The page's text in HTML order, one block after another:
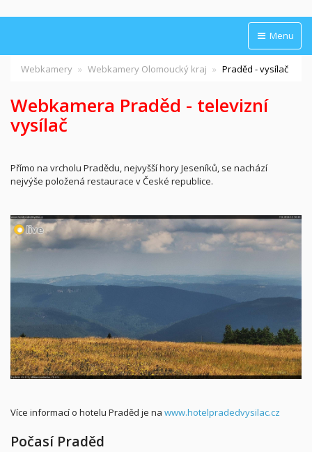
Menu
Webkamery Webkamery Olomoucký kraj Praděd - vysílač
Webkamera Praděd - televizní
vysílač
Přímo na vrcholu Pradědu, nejvyšší hory Jeseníků, se nachází
nejvýše položená restaurace v České republice.
Více informací o hotelu Praděd je na www.hotelpradedvysilac.cz
Počasí Praděd